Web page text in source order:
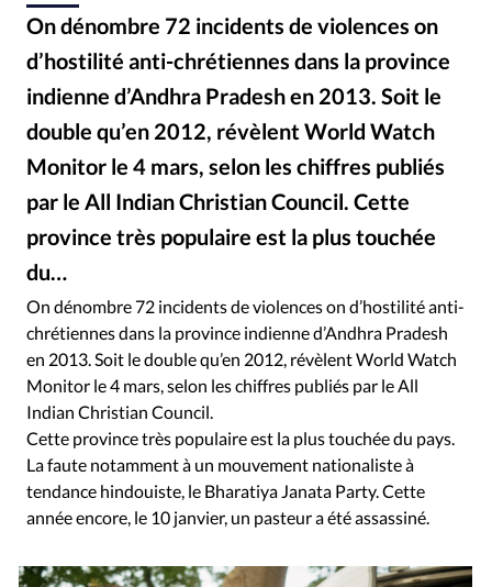
Devise:
CHF
RUBRIQUES
Toute l'actualité Bible
Eglises
Histoire Laicité
Liberté religieuse
Mission
Monde People Politique
Religions
Société
On dénombre 72 incidents de violences on
d’hostilité anti-chrétiennes dans la province
indienne d’Andhra Pradesh en 2013. Soit le
double qu’en 2012, révèlent World Watch
Monitor le 4 mars, selon les chiffres publiés
par le All Indian Christian Council. Cette
province très populaire est la plus touchée
du…
On dénombre 72 incidents de violences on d’hostilité anti-
chrétiennes dans la province indienne d’Andhra Pradesh
en 2013. Soit le double qu’en 2012, révèlent World Watch
Monitor le 4 mars, selon les chiffres publiés par le All
Indian Christian Council.
Cette province très populaire est la plus touchée du pays.
La faute notamment à un mouvement nationaliste à
tendance hindouiste, le Bharatiya Janata Party. Cette
année encore, le 10 janvier, un pasteur a été assassiné.